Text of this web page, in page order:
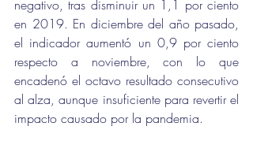
negativo, tras disminuir un 1,1 por ciento
en 2019. En diciembre del año pasado,
el indicador aumentó un 0,9 por ciento
respecto a noviembre, con lo que
encadenó el octavo resultado consecutivo
al alza, aunque insuficiente para revertir el
impacto causado por la pandemia.